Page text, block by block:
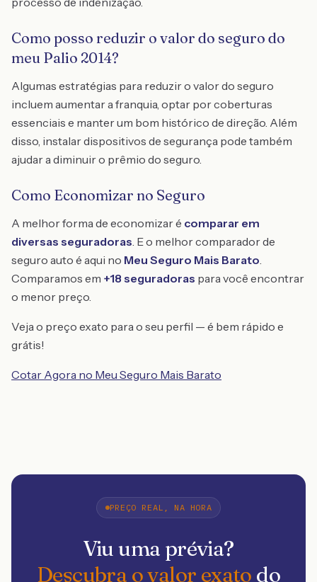
Como posso reduzir o valor do seguro do
meu Palio 2014?
Algumas estratégias para reduzir o valor do seguro
incluem aumentar a franquia, optar por coberturas
essenciais e manter um bom histórico de direção. Além
disso, instalar dispositivos de segurança pode também
ajudar a diminuir o prêmio do seguro.
Como Economizar no Seguro
A melhor forma de economizar é comparar em
diversas seguradoras. E o melhor comparador de
seguro auto é aqui no Meu Seguro Mais Barato.
Comparamos em +18 seguradoras para você encontrar
o menor preço.
Veja o preço exato para o seu perfil — é bem rápido e
grátis!
Cotar Agora no Meu Seguro Mais Barato
PREÇO REAL, NA HORA
Viu uma prévia?
Descubra o valor exato do